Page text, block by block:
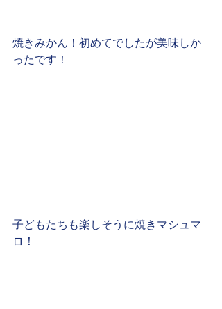
焼きみかん！初めてでしたが美味しか
ったです！
子どもたちも楽しそうに焼きマシュマ
ロ！